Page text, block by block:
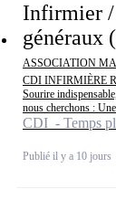
Infirmier
généraux
ASSOCIATION
CDI INFIRMIÈRE
Sourire
nous cherchons :
CDI - Temps
Publié il y a 10 jours